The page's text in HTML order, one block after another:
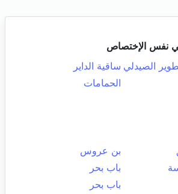
نفس الإختصاص
الصيدلي ساقية الداير
الحمامات
بن عروس
باب بحر
باب بحر